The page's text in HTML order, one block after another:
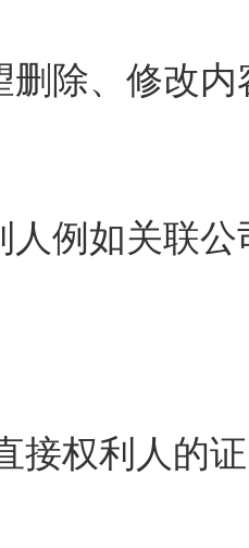
删除、修改
人例如关联
接权利人的